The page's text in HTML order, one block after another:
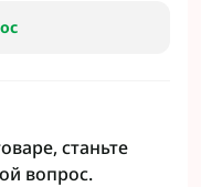
станьте
вопрос.